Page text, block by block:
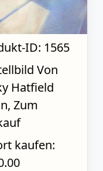
ID: 1565
Von
Hatfield
Zum
kaufen: